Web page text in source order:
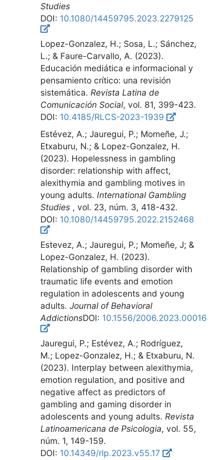
Studies
DOI: 10.1080/14459795.2023.2279125
Lopez-Gonzalez, H.; Sosa, L.; Sánchez,
L.; & Faure-Carvallo, A. (2023).
Educación mediática e informacional y
pensamiento crítico: una revisión
sistemática. Revista Latina de
Comunicación Social,vol. 81, 399-423.
DOI: 10.4185/RLCS-2023-1939
Estévez, A.; Jauregui, P.; Momeñe, J.;
Etxaburu, N.; & Lopez-Gonzalez, H.
(2023). Hopelessness in gambling
disorder: relationship with affect,
alexithymia and gambling motives in
young adults. International Gambling
Studies ,vol. 23, núm. 3, 418-432.
DOI: 10.1080/14459795.2022.2152468
Estevez, A.; Jauregui, P.; Momeñe, J; &
Lopez-Gonzalez, H. (2023).
Relationship of gambling disorder with
traumatic life events and emotion
regulation in adolescents and young
adults.Journal of Behavioral
AddictionsDOI: 10.1556/2006.2023.00016
Jauregui, P.; Estévez, A.; Rodríguez,
M.; Lopez-Gonzalez, H.; & Etxaburu, N.
(2023). Interplay between alexithymia,
emotion regulation, and positive and
negative affect as predictors of
gambling and gaming disorder in
adolescents and young adults. Revista
Latinoamericana de Psicologia,vol. 55,
núm. 1, 149-159.
DOI: 10.14349/rlp.2023.v55.17